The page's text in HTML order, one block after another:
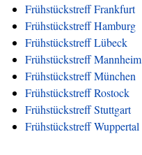
Frühstückstreff Frankfurt
Frühstückstreff Hamburg
Frühstückstreff Lübeck
Frühstückstreff Mannheim
Frühstückstreff München
Frühstückstreff Rostock
Frühstückstreff Stuttgart
Frühstückstreff Wuppertal